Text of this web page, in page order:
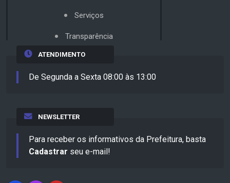
Serviços
Transparência
ATENDIMENTO
De Segunda a Sexta 08:00 às 13:00
NEWSLETTER
Para receber os informativos da Prefeitura, basta
Cadastrar seu e-mail!